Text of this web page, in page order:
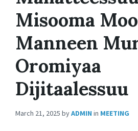
Misooma
Manneen
Oromiyaa
Dijitaalessuu
March 21, 2025 byADMIN in MEETING